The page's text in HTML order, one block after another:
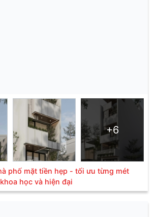
+6
phố mặt tiền hẹp - tối ưu từng mét
học và hiện đại